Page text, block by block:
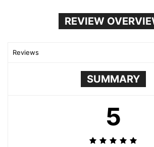
REVIEW
Reviews
SUMMARY
5